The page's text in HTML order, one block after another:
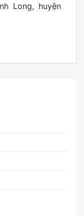
Long, huyện